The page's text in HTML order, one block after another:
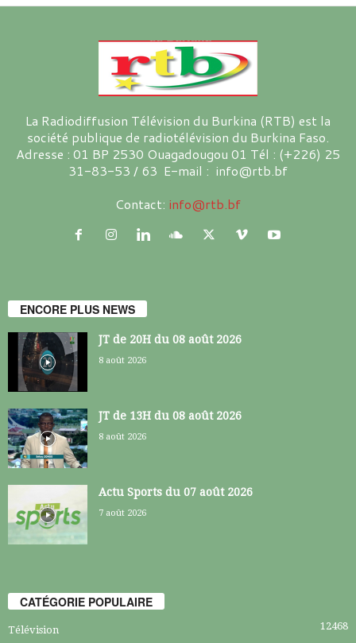
La Radiodiffusion Télévision du Burkina (RTB) est la
société publique de radiotélévision du Burkina Faso.
Adresse : 01 BP 2530 Ouagadougou 01 Tél : (+226) 25
31-83-53 / 63 E-mail : info@rtb.bf
Contact: info@rtb.bf
ENCORE PLUS NEWS
JT de 20H du 08 août 2026
8 août 2026
JT de 13H du 08 août 2026
8 août 2026
Actu Sports du 07 août 2026
7 août 2026
CATÉGORIE POPULAIRE
Télévision 12468